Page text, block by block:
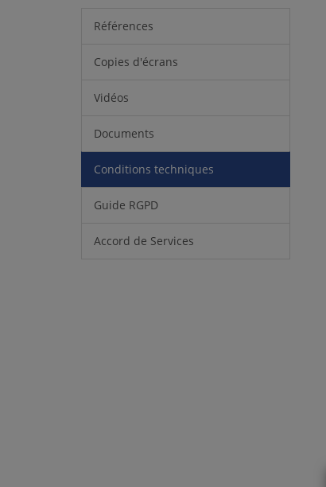
Références
Copies d'écrans
Vidéos
Documents
Conditions techniques
Guide RGPD
Accord de Services